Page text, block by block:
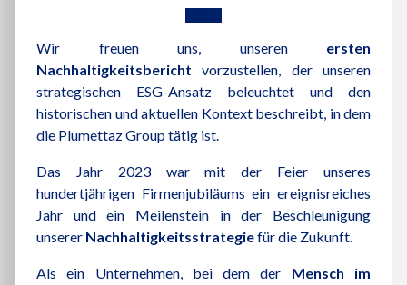
Wir freuen uns, unseren ersten
Nachhaltigkeitsbericht vorzustellen, der unseren
strategischen ESG-Ansatz beleuchtet und den
historischen und aktuellen Kontext beschreibt, in dem
die Plumettaz Group tätig ist.
Das Jahr 2023 war mit der Feier unseres
hundertjährigen Firmenjubiläums ein ereignisreiches
Jahr und ein Meilenstein in der Beschleunigung
unserer Nachhaltigkeitsstrategiefür die Zukunft.
Als ein Unternehmen, bei dem der Mensch im